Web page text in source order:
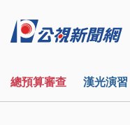
總預算審查 漢光演習